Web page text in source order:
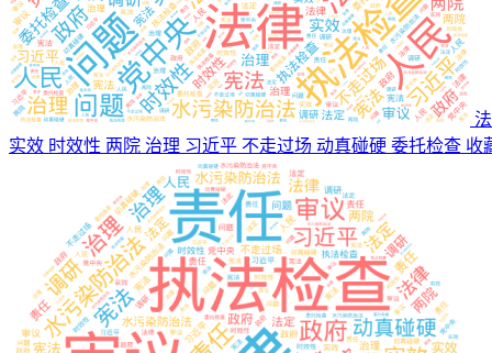
实效 时效性 两院 治理 习近平 不走过场 动真碰硬 委托检查 收